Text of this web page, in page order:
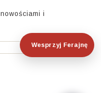
Wesprzyj Ferajnę
i